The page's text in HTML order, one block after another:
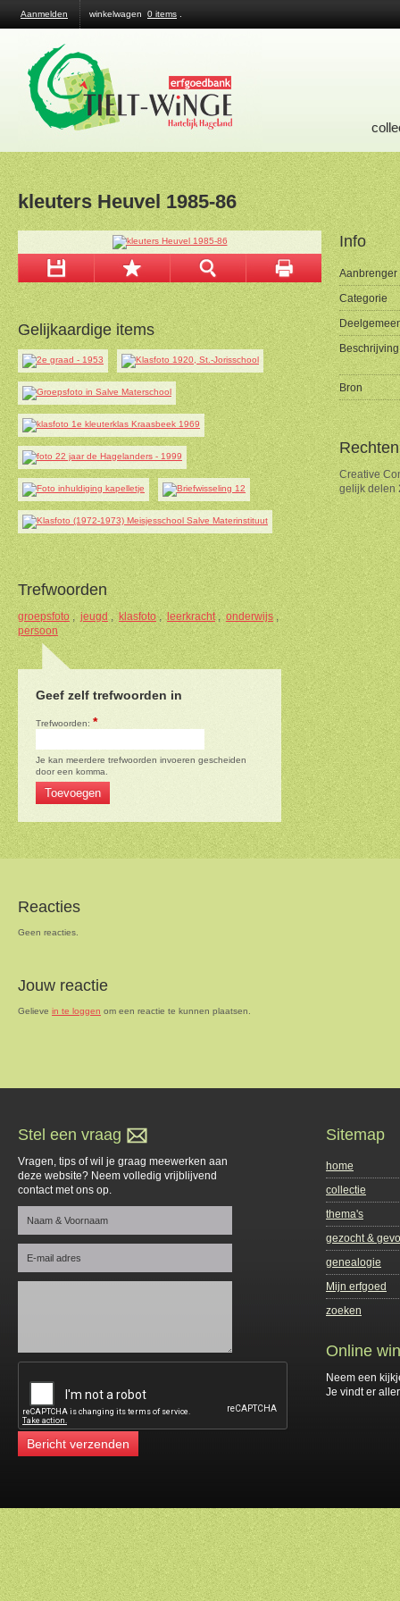
Aanmelden winkelwagen 0 items
kleuters Heuvel 1985-86
Gelijkaardige items
Trefwoorden
groepsfoto, jeugd, klasfoto, leerkracht,onderwijs,
persoon
Geef zelf trefwoorden in
Trefwoorden: *
Je kan meerdere trefwoorden invoeren gescheiden
door een komma.
Info
Aanbrenger
Categorie
Beschrijving
Bron
Rechten
Creative
gelijk delen
Reacties
Geen reacties.
Jouw reactie
Gelieve in te loggen om een reactie te kunnen plaatsen.
Stel een vraag
Vragen, tips of wil je graag meewerken aan
deze website? Neem volledig vrijblijvend
contact met ons op.
Sitemap
home
collectie
thema's
gezocht &
genealogie
Mijn erfgoed
zoeken
Online
Neem een
Je vindt er